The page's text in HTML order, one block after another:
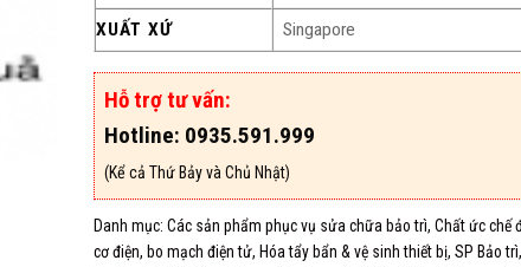
XUẤT XỨ
Singapore
Hỗ trợ tư vấn:
Hotline: 0935.591.999
(Kể cả Thứ Bảy và Chủ Nhật)
Danh mục: Các sản phẩm phục vụ sửa chữa bảo trì, Chất ức chế
cơ điện, bo mạch điện tử, Hóa tẩy bẩn & vệ sinh thiết bị, SP Bảo